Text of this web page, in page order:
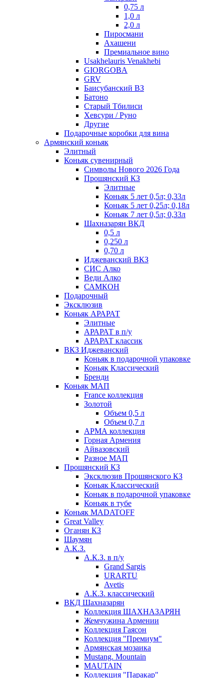
0,75 л
1,0 л
2,0 л
Пиросмани
Ахашени
Премиальное вино
Usakhelauris Venakhebi
GIORGOBA
GRV
Баисубанский ВЗ
Батоно
Старый Тбилиси
Хевсури / Руно
Другие
Подарочные коробки для вина
Армянский коньяк
Элитный
Коньяк сувенирный
Символы Нового 2026 Года
Прошянский КЗ
Элитные
Коньяк 5 лет 0,5л; 0,33л
Коньяк 5 лет 0,25л; 0,18л
Коньяк 7 лет 0,5л; 0,33л
Шахназарян ВКД
0,5 л
0,250 л
0,70 л
Иджеванский ВКЗ
СИС Алко
Веди Алко
САМКОН
Подарочный
Эксклюзив
Коньяк АРАРАТ
Элитные
АРАРАТ в п/у
АРАРАТ классик
ВКЗ Иджеванский
Коньяк в подарочной упаковке
Коньяк Классический
Бренди
Коньяк МАП
France коллекция
Золотой
Объем 0,5 л
Объем 0,7 л
АРМА коллекция
Горная Армения
Айвазовский
Разное МАП
Прошянский КЗ
Эксклюзив Прошянского КЗ
Коньяк Классический
Коньяк в подарочной упаковке
Коньяк в тубе
Коньяк MADATOFF
Great Valley
Оганян КЗ
Шаумян
А.К.З.
А.К.З. в п/у
Grand Sargis
URARTU
Avetis
А.К.З. классический
ВКД Шахназарян
Коллекция ШАХНАЗАРЯН
Жемчужина Армении
Коллекция Гаясон
Коллекция "Премиум"
Армянская мозаика
Mustang. Mountain
MAUTAIN
Коллекция "Паракар"